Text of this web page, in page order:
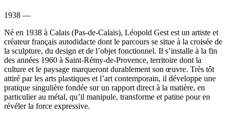
1938 —
Né en 1938 à Calais (Pas-de-Calais), Léopold Gest est un artiste et
créateur français autodidacte dont le parcours se situe à la croisée de
la sculpture, du design et de l’objet fonctionnel. Il s’installe à la fin
des années 1960 à Saint-Rémy-de-Provence, territoire dont la
culture et le paysage marqueront durablement son œuvre. Très tôt
attiré par les arts plastiques et l’art contemporain, il développe une
pratique singulière fondée sur un rapport direct à la matière, en
particulier au métal, qu’il manipule, transforme et patine pour en
révéler la force expressive.